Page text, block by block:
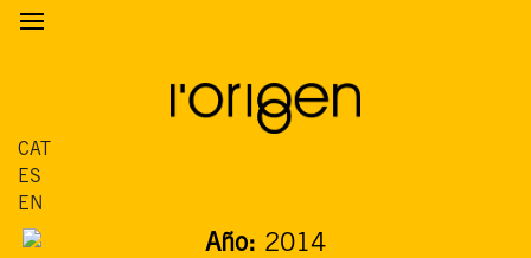
CAT
ES
EN
Año: 2014